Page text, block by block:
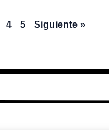
4 5 Siguiente »